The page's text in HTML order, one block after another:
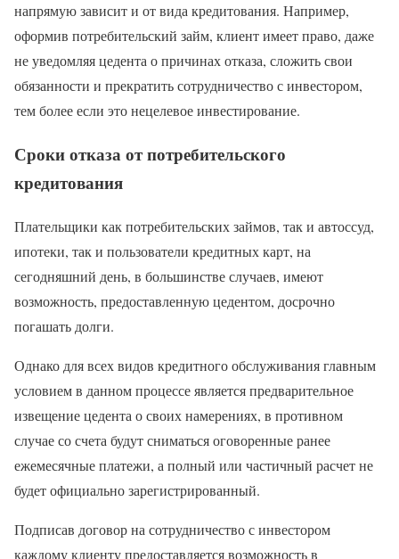
напрямую зависит и от вида кредитования. Например,
оформив потребительский займ, клиент имеет право, даже
не уведомляя цедента о причинах отказа, сложить свои
обязанности и прекратить сотрудничество с инвестором,
тем более если это нецелевое инвестирование.
Сроки отказа от потребительского
кредитования
Плательщики как потребительских займов, так и автоссуд,
ипотеки, так и пользователи кредитных карт, на
сегодняшний день, в большинстве случаев, имеют
возможность, предоставленную цедентом, досрочно
погашать долги.
Однако для всех видов кредитного обслуживания главным
условием в данном процессе является предварительное
извещение цедента о своих намерениях, в противном
случае со счета будут сниматься оговоренные ранее
ежемесячные платежи, а полный или частичный расчет не
будет официально зарегистрированный.
Подписав договор на сотрудничество с инвестором
каждому клиенту предоставляется возможность в